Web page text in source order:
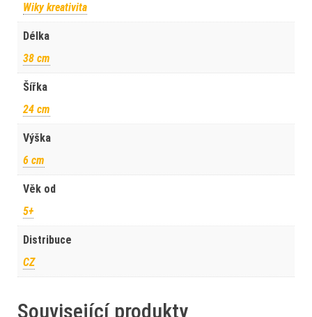
Wiky kreativita
Délka
38 cm
Šířka
24 cm
Výška
6 cm
Věk od
5+
Distribuce
CZ
Související produkty